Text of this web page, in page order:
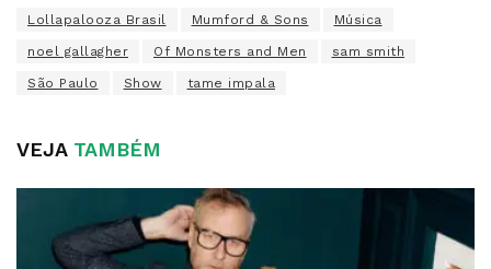
Lollapalooza Brasil Mumford & Sons Música
noel gallagher Of Monsters and Men sam smith
São Paulo Show tame impala
VEJATAMBÉM